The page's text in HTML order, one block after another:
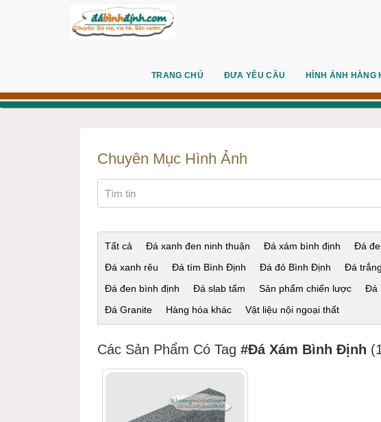
TRANG CHỦ ĐƯA YÊU CẦU HÌNH ẢNH HÀNG
Chuyên Mục Hình Ảnh
Tất cả Đá xanh đen ninh thuận Đá xám bình định Đá
Đá xanh rêu
Đá tím Bình Định Đá đỏ Bình Định Đá
Đá đen bình định
Đá slab tấm Sản phẩm chiến lược Đá
Đá Granite
Hàng hóa khác Vật liệu nội ngoại thất
Các Sản Phẩm Có Tag #đá Xám Bình Định